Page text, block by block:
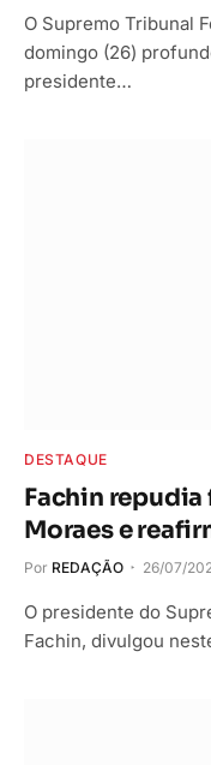
O Supremo Tribunal
domingo (26)
presidente…
DESTAQUE
Fachin
Moraes e
Por REDAÇÃO 26/07/
O presidente do
Fachin, divulgou